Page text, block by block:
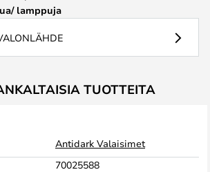
lamppuja
TUOTTEITA
Antidark Valaisimet
70025588